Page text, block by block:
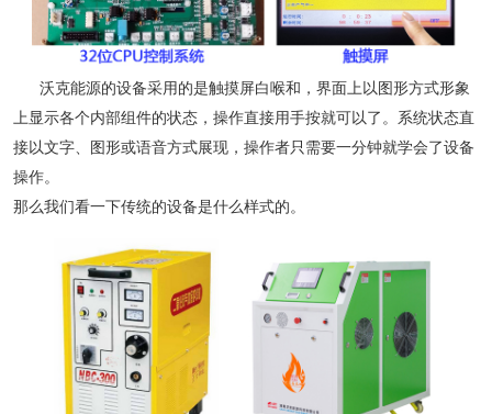
沃克能源的设备采用的是触摸屏白喉和，界面上以图形方式形象
上显示各个内部组件的状态，操作直接用手按就可以了。系统状态直
接以文字、图形或语音方式展现，操作者只需要一分钟就学会了设备
操作。
那么我们看一下传统的设备是什么样式的。